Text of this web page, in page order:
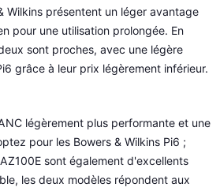
Wilkins présentent un léger avantage
pour une utilisation prolongée. En
sont proches, avec une légère
grâce à leur prix légèrement inférieur.
légèrement plus performante et une
pour les Bowers & Wilkins Pi6 ;
sont également d'excellents
les deux modèles répondent aux